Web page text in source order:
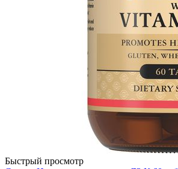
Быстрый просмотр